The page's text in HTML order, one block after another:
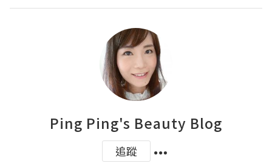
Ping Ping's Beauty Blog
追蹤